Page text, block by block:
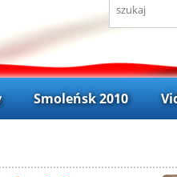
Smoleńsk 2010